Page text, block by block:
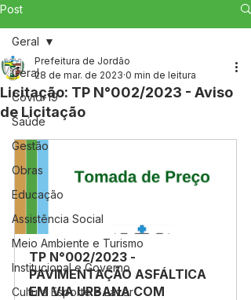
Post
Geral
Covid-19
Saúde
Gestão
Obras
Educação
Assistência Social
Meio Ambiente e Turismo
Institucional e Governo
Cultura Esporte e Lazer
Geral
Licitação: TP N°002/2023 - Aviso
de Licitação
Prefeitura de Jordão
28 de mar. de 2023 0 min de leitura
TP N°002/2023 -
PAVIMENTAÇÃO ASFÁLTICA
EM VIA URBANA COM